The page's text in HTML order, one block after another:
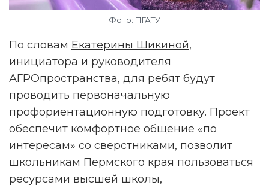
Фото: ПГАТУ
По словам Екатерины Шикиной,
инициатора и руководителя
АГРОпространства, для ребят будут
проводить первоначальную
профориентационную подготовку. Проект
обеспечит комфортное общение «по
интересам» со сверстниками, позволит
школьникам Пермского края пользоваться
ресурсами высшей школы,